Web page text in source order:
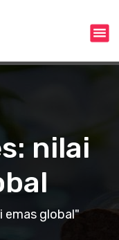
nilai
emas global"